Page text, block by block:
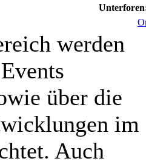
werden
über die
im
Auch